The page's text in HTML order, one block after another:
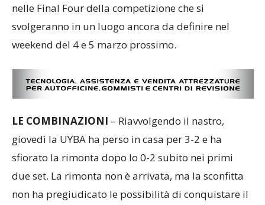
nelle Final Four della competizione che si
svolgeranno in un luogo ancora da definire nel
weekend del 4 e 5 marzo prossimo.
LE COMBINAZIONI – Riavvolgendo il nastro,
giovedì la UYBA ha perso in casa per 3-2 e ha
sfiorato la rimonta dopo lo 0-2 subito nei primi
due set. La rimonta non è arrivata, ma la sconfitta
non ha pregiudicato le possibilità di conquistare il